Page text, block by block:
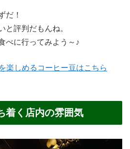
だ！
と評判だもんね。
べに行ってみよう～♪
楽しめるコーヒー豆はこちら
着く店内の雰囲気